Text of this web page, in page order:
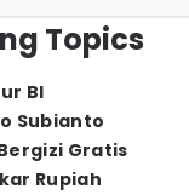
Topics
BI
Subianto
Gratis
Rupiah